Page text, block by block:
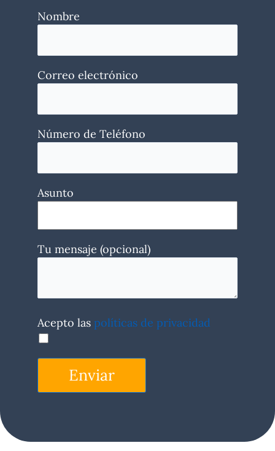
Nombre
Correo electrónico
Número de Teléfono
Asunto
Tu mensaje (opcional)
Acepto las políticas de privacidad
Enviar